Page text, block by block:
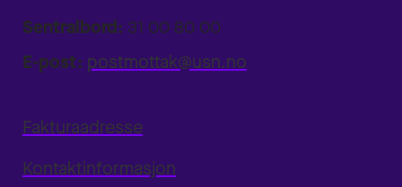
Sentralbord: 31 00 80 00
E-post: postmottak@usn.no
Fakturaadresse
Kontaktinformasjon